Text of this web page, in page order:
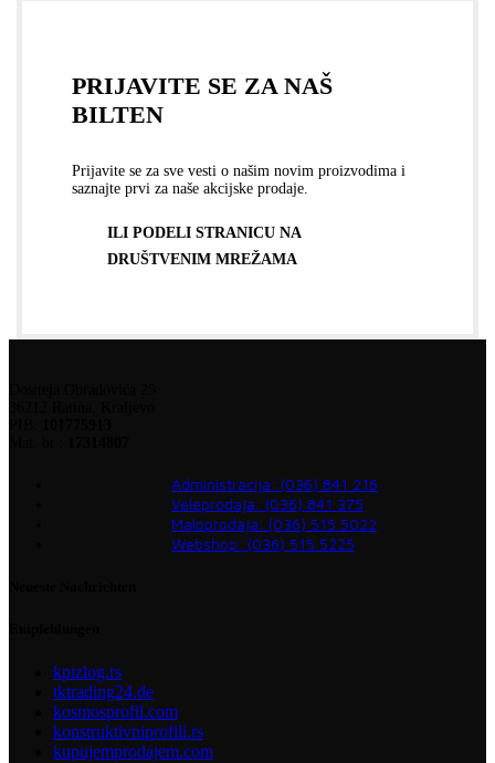
PRIJAVITE SE ZA NAŠ
BILTEN
Prijavite se za sve vesti o našim novim proizvodima i
saznajte prvi za naše akcijske prodaje.
ILI PODELI STRANICU NA
DRUŠTVENIM MREŽAMA
Administracija: (036) 841 216
Veleprodaja: (036) 841 375
Maloprodaja: (036) 515 5022
Webshop: (036) 515 5225
kpizlog.rs
tktrading24.de
kosmosprofil.com
konstruktivniprofili.rs
kupujemprodajem.com